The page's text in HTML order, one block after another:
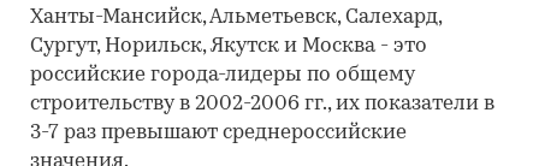
Ханты-Мансийск, Альметьевск, Салехард,
Сургут, Норильск, Якутск и Москва - это
российские города-лидеры по общему
строительству в 2002-2006 гг., их показатели в
3-7 раз превышают среднероссийские
значения.